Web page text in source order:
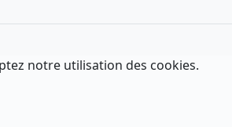
notre utilisation des cookies.